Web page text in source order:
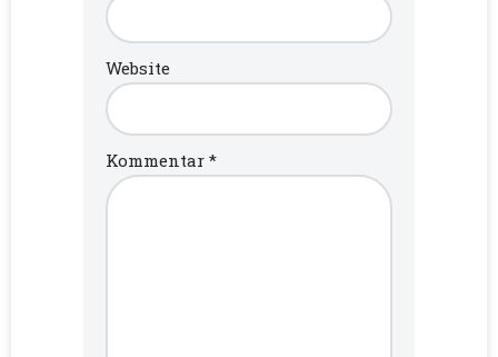
Website
Kommentar *